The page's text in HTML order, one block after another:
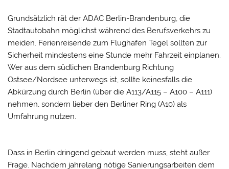
Grundsätzlich rät der ADAC Berlin-Brandenburg, die
Stadtautobahn möglichst während des Berufsverkehrs zu
meiden. Ferienreisende zum Flughafen Tegel sollten zur
Sicherheit mindestens eine Stunde mehr Fahrzeit einplanen.
Wer aus dem südlichen Brandenburg Richtung
Ostsee/Nordsee unterwegs ist, sollte keinesfalls die
Abkürzung durch Berlin (über die A113/A115 – A100 – A111)
nehmen, sondern lieber den Berliner Ring (A10) als
Umfahrung nutzen.
Dass in Berlin dringend gebaut werden muss, steht außer
Frage. Nachdem jahrelang nötige Sanierungsarbeiten dem